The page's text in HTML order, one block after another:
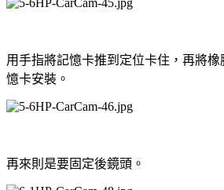
用手指將記憶卡推到定位卡住，再將
憶卡安裝。
再來則是要固定後鏡頭。